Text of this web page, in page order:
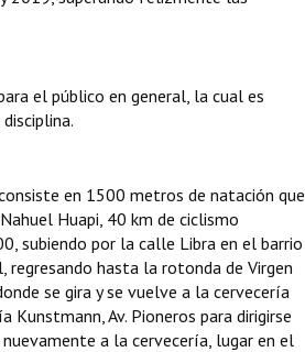
el público en general, la cual es
en 1500 metros de natación que
Huapi, 40 km de ciclismo
subiendo por la calle Libra en el barrio
regresando hasta la rotonda de Virgen
se gira y se vuelve a la cervecería
Av. Pioneros para dirigirse
a la cervecería, lugar en el